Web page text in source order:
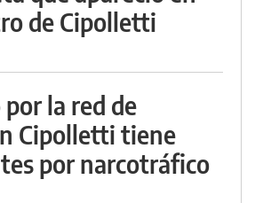
de Cipolletti
por la red de
Cipolletti tiene
por narcotráfico